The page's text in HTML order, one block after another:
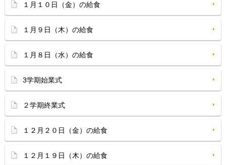
１月１０日（金）の給食
１月９日（木）の給食
１月８日（水）の給食
3学期始業式
２学期終業式
１２月２０日（金）の給食
１２月１９日（木）の給食